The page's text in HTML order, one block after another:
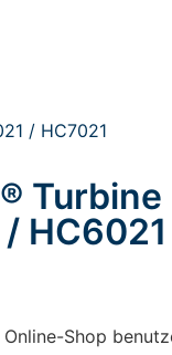
/ HC7021
Turbine
Shop